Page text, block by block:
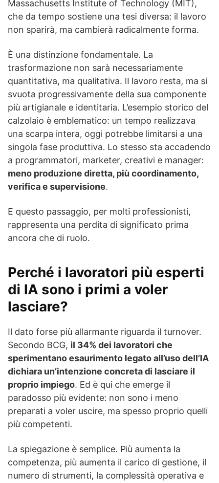
Massachusetts Institute of Technology (MIT),
che da tempo sostiene una tesi diversa: il lavoro
non sparirà, ma cambierà radicalmente forma.
È una distinzione fondamentale. La
trasformazione non sarà necessariamente
quantitativa, ma qualitativa. Il lavoro resta, ma si
svuota progressivamente della sua componente
più artigianale e identitaria. L’esempio storico del
calzolaio è emblematico: un tempo realizzava
una scarpa intera, oggi potrebbe limitarsi a una
singola fase produttiva. Lo stesso sta accadendo
a programmatori, marketer, creativi e manager:
meno produzione diretta, più coordinamento,
verifica e supervisione.
E questo passaggio, per molti professionisti,
rappresenta una perdita di significato prima
ancora che di ruolo.
Perché i lavoratori più esperti
di IA sono i primi a voler
lasciare?
Il dato forse più allarmante riguarda il turnover.
Secondo BCG, il 34% dei lavoratori che
sperimentano esaurimento legato all’uso dell’IA
dichiara un’intenzione concreta di lasciare il
proprio impiego. Ed è qui che emerge il
paradosso più evidente: non sono i meno
preparati a voler uscire, ma spesso proprio quelli
più competenti.
La spiegazione è semplice. Più aumenta la
competenza, più aumenta il carico di gestione, il
numero di strumenti, la complessità operativa e